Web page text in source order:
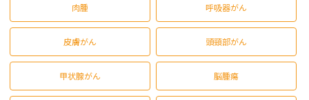
肉腫 呼吸器がん
皮膚がん 頭頸部がん
甲状腺がん 脳腫瘍